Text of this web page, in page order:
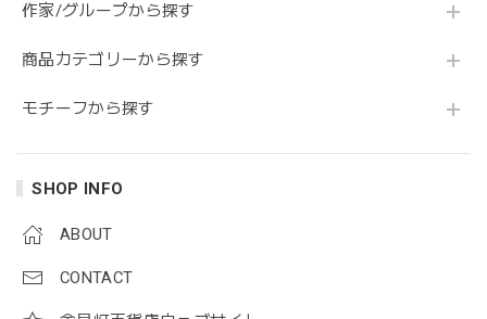
作家/グループから探す
商品カテゴリーから探す
モチーフから探す
SHOP INFO
ABOUT
CONTACT